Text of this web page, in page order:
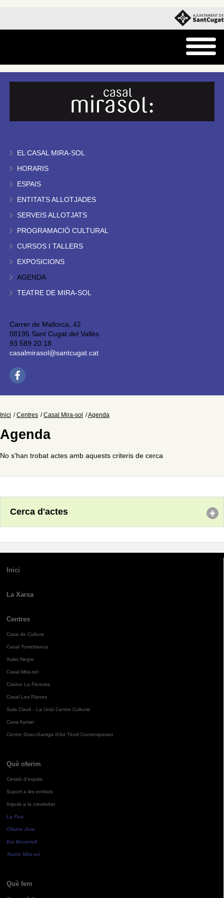
EL CASAL MIRA-SOL
HORARIS
ESPAIS
ENTITATS ALLOTJADES
SERVEIS ALLOTJATS
PROGRAMACIÓ CULTURAL
CURSOS I TALLERS
EXPOSICIONS
AGENDA
TEATRE DE MIRA-SOL
Carrer de Mallorca, 42
08195 Sant Cugat del Vallès
93 589 20 18
casalmirasol@santcugat.cat
Inici Centres Casal Mira-sol Agenda
Agenda
No s'han trobat actes amb aquests criteris de cerca
Cerca d'actes
Inici
La Xarxa
Centres
Casa de Cultura
Casal Torreblanca
Xalet Negre
Casal Mira-sol
Casino La Floresta
Casal Les Planes
Sala Clavé - La Unió Centre Cultural
Casa Aymat
Centre Grau-Garriga d'Art Tèxtil Contemporani
Què oferim
Cessió d'espais
Suport a les entitats
Impuls a la creativitat
La Pua
Oficina Jove
Bar Bocamoll
Teatre Mira-sol
Què fem